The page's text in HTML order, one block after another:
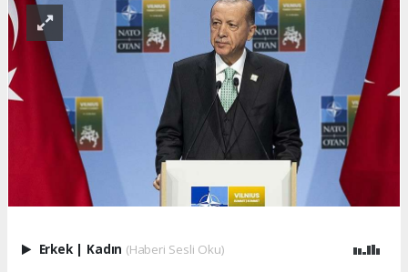
Erkek | Kadın (Haberi Sesli Oku)